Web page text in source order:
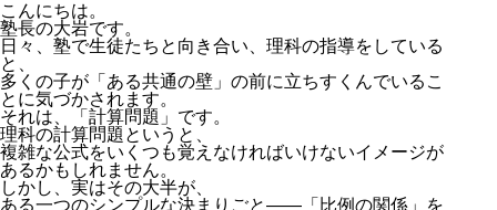
こんにちは。
塾長の大岩です。
日々、塾で生徒たちと向き合い、理科の指導をしている
と、
多くの子が「ある共通の壁」の前に立ちすくんでいるこ
とに気づかされます。
それは、「計算問題」です。
理科の計算問題というと、
複雑な公式をいくつも覚えなければいけないイメージが
あるかもしれません。
しかし、実はその大半が、
ある一つのシンプルな決まりごと――「比例の関係」を